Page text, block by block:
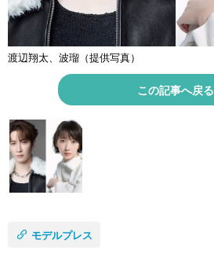
渡辺翔太、波瑠（提供写真）
この記事へ戻る
モデルプレス